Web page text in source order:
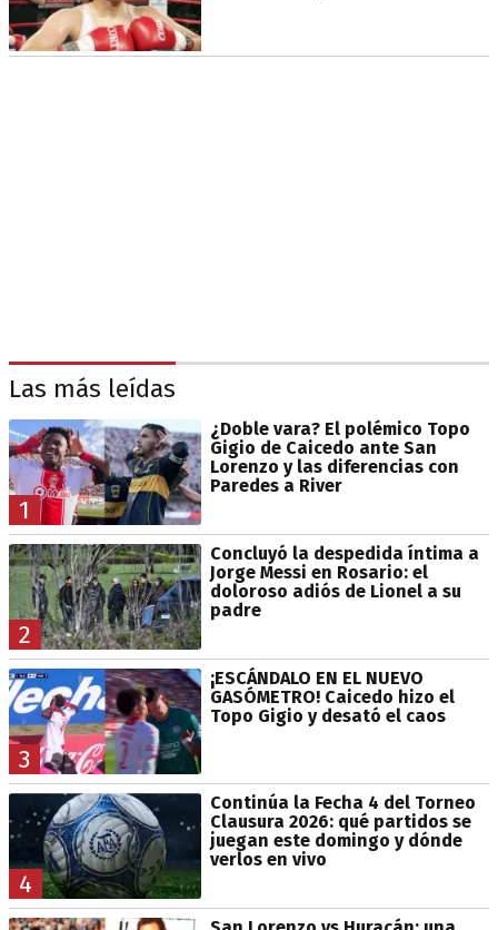
Las más leídas
1
¿Doble vara? El polémico Topo
Gigio de Caicedo ante San
Lorenzo y las diferencias con
Paredes a River
2
Concluyó la despedida íntima a
Jorge Messi en Rosario: el
doloroso adiós de Lionel a su
padre
3
¡ESCÁNDALO EN EL NUEVO
GASÓMETRO! Caicedo hizo el
Topo Gigio y desató el caos
4
Continúa la Fecha 4 del Torneo
Clausura 2026: qué partidos se
juegan este domingo y dónde
verlos en vivo